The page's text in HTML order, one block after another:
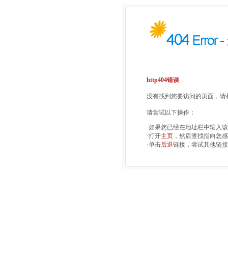
http404错误
没有找到您要访问的页面，
请尝试以下操作：
·如果您已经在地址栏中输入
·打开主页 ，然后查找指向您
·单击后退链接，尝试其他链